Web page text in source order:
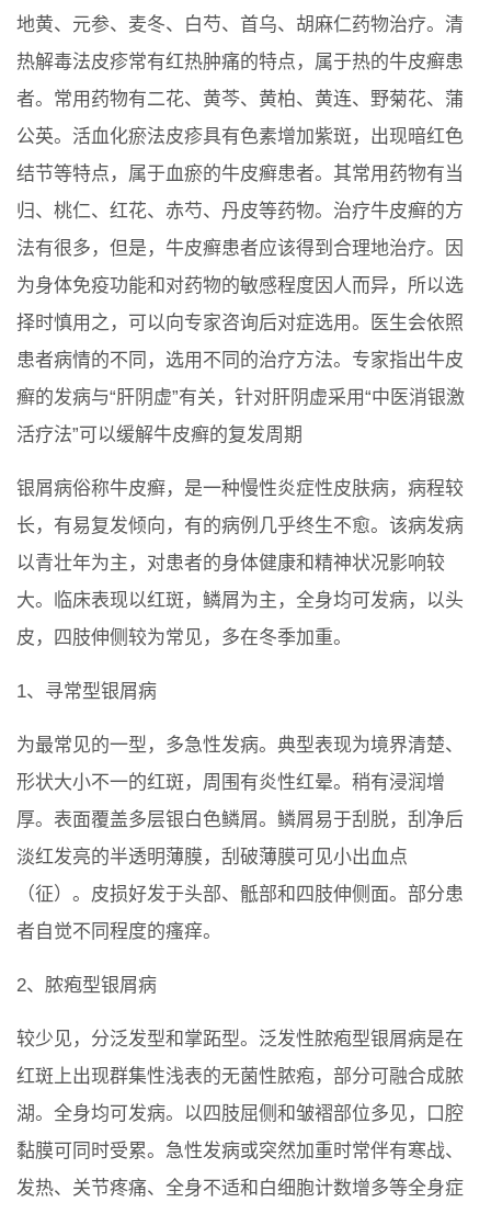
地黄、元参、麦冬、白芍、首乌、胡麻仁药物治疗。清
热解毒法皮疹常有红热肿痛的特点，属于热的牛皮癣患
者。常用药物有二花、黄芩、黄柏、黄连、野菊花、蒲
公英。活血化瘀法皮疹具有色素增加紫斑，出现暗红色
结节等特点，属于血瘀的牛皮癣患者。其常用药物有当
归、桃仁、红花、赤芍、丹皮等药物。治疗牛皮癣的方
法有很多，但是，牛皮癣患者应该得到合理地治疗。因
为身体免疫功能和对药物的敏感程度因人而异，所以选
择时慎用之，可以向专家咨询后对症选用。医生会依照
患者病情的不同，选用不同的治疗方法。专家指出牛皮
癣的发病与“肝阴虚”有关，针对肝阴虚采用“中医消银激
活疗法”可以缓解牛皮癣的复发周期
银屑病俗称牛皮癣，是一种慢性炎症性皮肤病，病程较
长，有易复发倾向，有的病例几乎终生不愈。该病发病
以青壮年为主，对患者的身体健康和精神状况影响较
大。临床表现以红斑，鳞屑为主，全身均可发病，以头
皮，四肢伸侧较为常见，多在冬季加重。
1、寻常型银屑病
为最常见的一型，多急性发病。典型表现为境界清楚、
形状大小不一的红斑，周围有炎性红晕。稍有浸润增
厚。表面覆盖多层银白色鳞屑。鳞屑易于刮脱，刮净后
淡红发亮的半透明薄膜，刮破薄膜可见小出血点
（征）。皮损好发于头部、骶部和四肢伸侧面。部分患
者自觉不同程度的瘙痒。
2、脓疱型银屑病
较少见，分泛发型和掌跖型。泛发性脓疱型银屑病是在
红斑上出现群集性浅表的无菌性脓疱，部分可融合成脓
湖。全身均可发病。以四肢屈侧和皱褶部位多见，口腔
黏膜可同时受累。急性发病或突然加重时常伴有寒战、
发热、关节疼痛、全身不适和白细胞计数增多等全身症